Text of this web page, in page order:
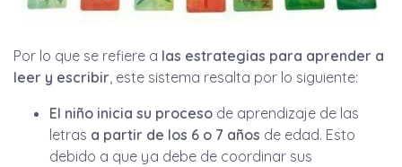
Por lo que se refiere a las estrategias para aprender a
leer y escribir, este sistema resalta por lo siguiente:
El niño inicia su proceso de aprendizaje de las
letras a partir de los 6 o 7 años de edad. Esto
debido a que ya debe de coordinar sus